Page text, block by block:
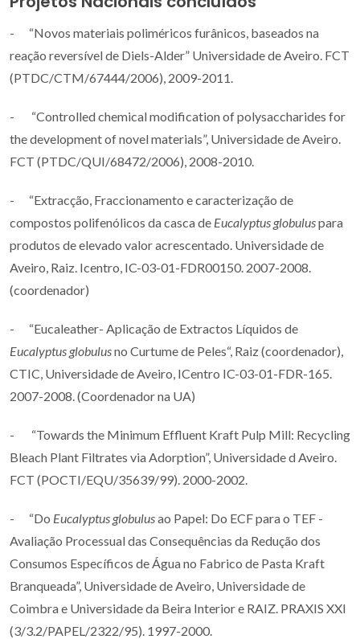
- “Novos materiais poliméricos furânicos, baseados na
reação reversível de Diels-Alder” Universidade de Aveiro. FCT
(PTDC/CTM/67444/2006), 2009-2011.
- “Controlled chemical modification of polysaccharides for
the development of novel materials”, Universidade de Aveiro.
FCT (PTDC/QUI/68472/2006), 2008-2010.
- “Extracção, Fraccionamento e caracterização de
compostos polifenólicos da casca de Eucalyptus globuluspara
produtos de elevado valor acrescentado. Universidade de
Aveiro, Raiz. Icentro, IC-03-01-FDR00150. 2007-2008.
(coordenador)
- “Eucaleather- Aplicação de Extractos Líquidos de
Eucalyptus globulusno Curtume de Peles“, Raiz (coordenador),
CTIC, Universidade de Aveiro, ICentro IC-03-01-FDR-165.
2007-2008. (Coordenador na UA)
- “Towards the Minimum Effluent Kraft Pulp Mill: Recycling
Bleach Plant Filtrates via Adorption”, Universidade d Aveiro.
FCT (POCTI/EQU/35639/99). 2000-2002.
- “Do Eucalyptus globulusao Papel: Do ECF para o TEF -
Avaliação Processual das Consequências da Redução dos
Consumos Específicos de Água no Fabrico de Pasta Kraft
Branqueada”, Universidade de Aveiro, Universidade de
Coimbra e Universidade da Beira Interior e RAIZ. PRAXIS XXI
(3/3.2/PAPEL/2322/95). 1997-2000.